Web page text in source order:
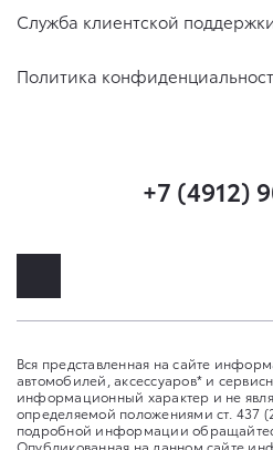
Служба клиентской
Политика
+7 (4912)
Вся представленная на сайте
автомобилей, аксессуаров* и
информационный характер и не
определяемой положениями ст. 437
подробной информации
Опубликованная на данном сайте